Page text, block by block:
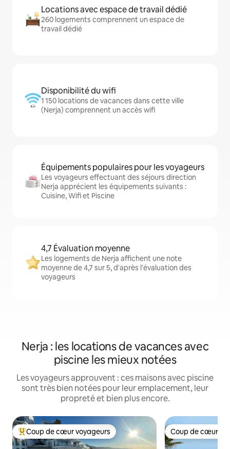
Locations avec espace de travail dédié
260 logements comprennent un espace de
travail dédié
Disponibilité du wifi
1 150 locations de vacances dans cette ville
(Nerja) comprennent un accès wifi
Équipements populaires pour les voyageurs
Les voyageurs effectuant des séjours direction
Nerja apprécient les équipements suivants :
Cuisine, Wifi et Piscine
4,7 Évaluation moyenne
Les logements de Nerja affichent une note
moyenne de 4,7 sur 5, d'après l'évaluation des
voyageurs
Nerja : les locations de vacances avec
piscine les mieux notées
Les voyageurs approuvent : ces maisons avec piscine
sont très bien notées pour leur emplacement, leur
propreté et bien plus encore.
Coups de cœur voyageurs les plus appréciés
Coup de cœur voyageurs Coup de cœur
Coup de cœur